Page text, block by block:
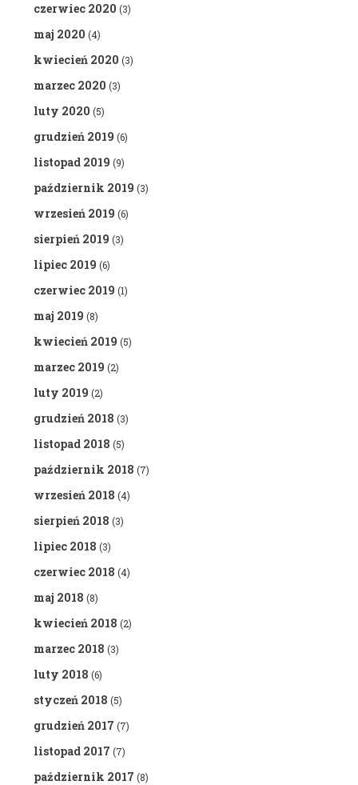
czerwiec 2020 (3)
maj 2020 (4)
kwiecień 2020 (3)
marzec 2020 (3)
luty 2020 (5)
grudzień 2019 (6)
listopad 2019 (9)
październik 2019 (3)
wrzesień 2019 (6)
sierpień 2019 (3)
lipiec 2019 (6)
czerwiec 2019 (1)
maj 2019 (8)
kwiecień 2019 (5)
marzec 2019 (2)
luty 2019 (2)
grudzień 2018 (3)
listopad 2018 (5)
październik 2018 (7)
wrzesień 2018 (4)
sierpień 2018 (3)
lipiec 2018 (3)
czerwiec 2018 (4)
maj 2018 (8)
kwiecień 2018 (2)
marzec 2018 (3)
luty 2018 (6)
styczeń 2018 (5)
grudzień 2017 (7)
listopad 2017 (7)
październik 2017 (8)